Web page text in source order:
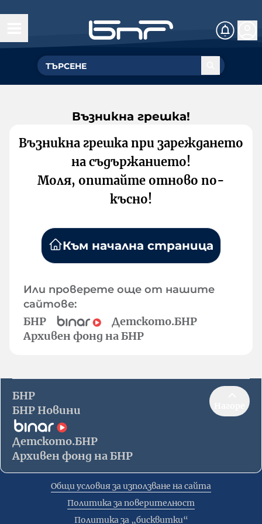
Възникна грешка!
Възникна грешка при зареждането
на съдържанието!
Моля, опитайте отново по-
късно!
Към начална страница
Или проверете още от нашите
сайтове:
БНР
Детското.БНР
Архивен фонд на БНР
БНР
БНР Новини
Детското.БНР
Архивен фонд на БНР
Общи условия за използване на сайта
Политика за поверителност
Политика за „бисквитки“